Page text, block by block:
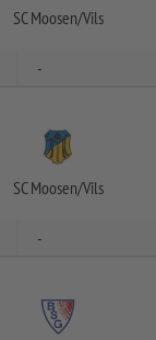
SC Moosen/Vils
-
SC Moosen/Vils
-